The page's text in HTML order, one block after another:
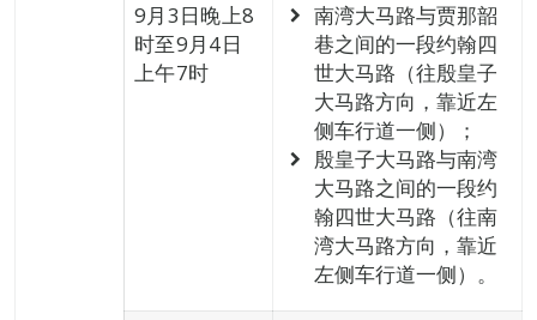
9月3日晚上8
时至9月4日
上午7时
南湾大马路与贾那韶
巷之间的一段约翰四
世大马路（往殷皇子
大马路方向，靠近左
侧车行道一侧）；
殷皇子大马路与南湾
大马路之间的一段约
翰四世大马路（往南
湾大马路方向，靠近
左侧车行道一侧）。